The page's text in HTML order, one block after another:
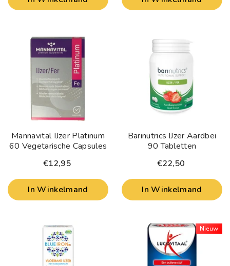
Mannavital IJzer Platinum
60 Vegetarische Capsules
€12,95
In Winkelmand
Barinutrics IJzer Aardbei
90 Tabletten
€22,50
In Winkelmand
Nieuw